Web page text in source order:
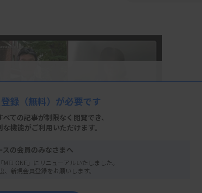
録 （無料）が必要です
ての記事が制限なく閲覧でき、
機能がご利用いただけます。
スの会員のみなさまへ
ONE」にリニューアルいたしました。
新規会員登録をお願いします。